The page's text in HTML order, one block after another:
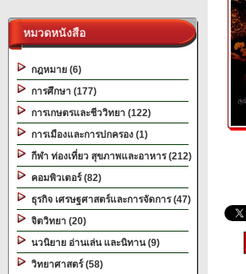
หมวดหนังสือ
กฎหมาย (6)
การศึกษา (177)
การเกษตรและชีววิทยา (122)
การเมืองและการปกครอง (1)
กีฬา ท่องเที่ยว สุขภาพและอาหาร (212)
คอมพิวเตอร์ (82)
ธุรกิจ เศรษฐศาสตร์และการจัดการ (47)
จิตวิทยา (20)
นวนิยาย อ่านเล่น และนิทาน (9)
วิทยาศาสตร์ (58)